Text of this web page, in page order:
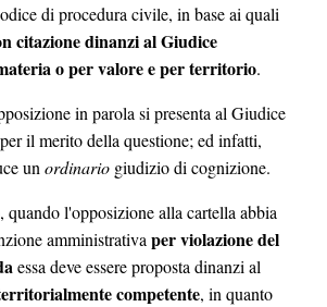
di procedura civile, in base ai quali
citazione dinanzi al Giudice
o per valore e per territorio.
in parola si presenta al Giudice
il merito della questione; ed infatti,
un ordinario giudizio di cognizione.
quando l'opposizione alla cartella abbia
amministrativa per violazione del
essa deve essere proposta dinanzi al
competente, in quanto